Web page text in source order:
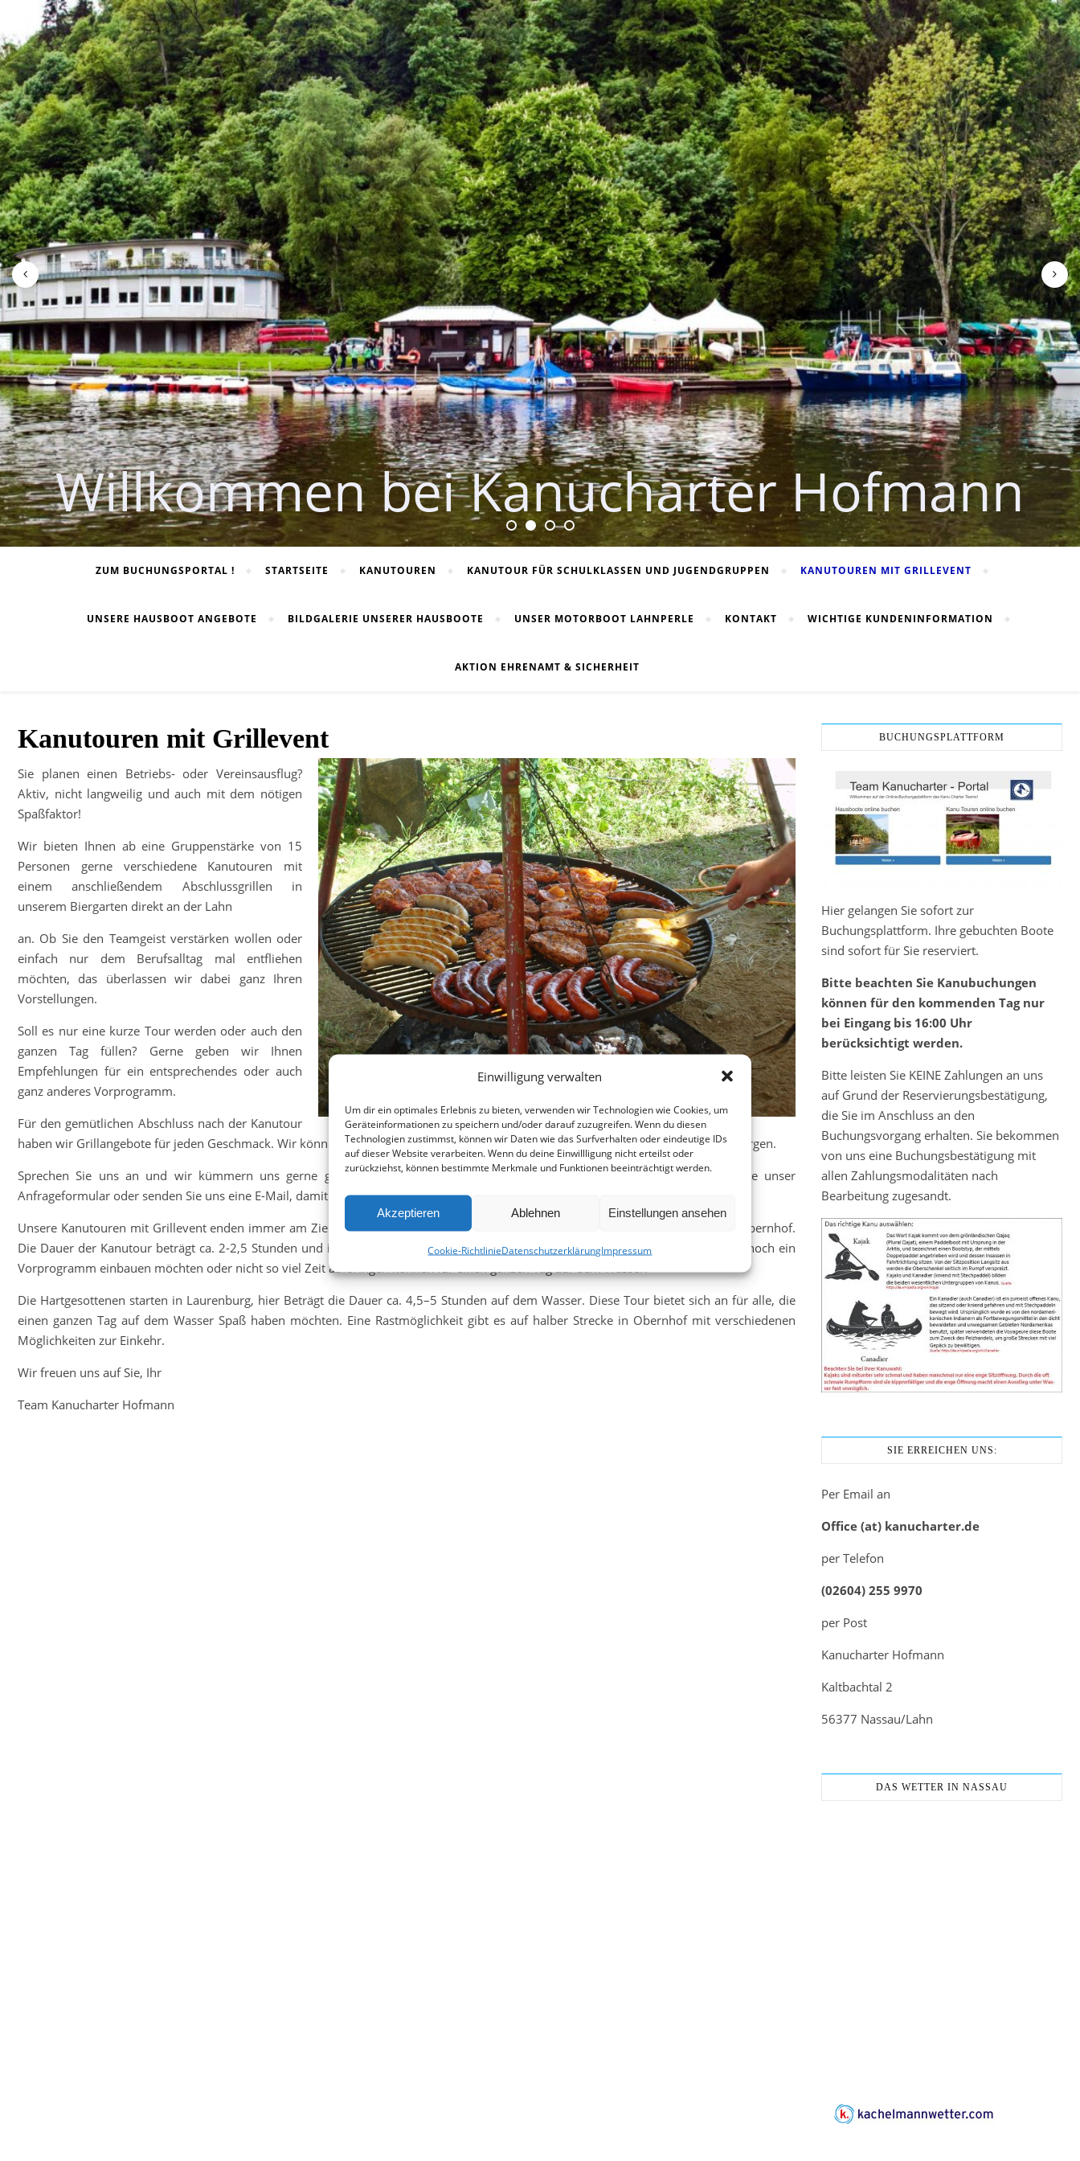
Einwilligung verwalten
Um dir ein optimales Erlebnis zu bieten, verwenden wir Technologien wie Cookies, um
Geräteinformationen zu speichern und/oder darauf zuzugreifen. Wenn du diesen
Technologien zustimmst, können wir Daten wie das Surfverhalten oder eindeutige IDs
auf dieser Website verarbeiten. Wenn du deine Einwillligung nicht erteilst oder
zurückziehst, können bestimmte Merkmale und Funktionen beeinträchtigt werden.
Akzeptieren Ablehnen Einstellungen ansehen
Cookie-RichtlinieDatenschutzerklärungImpressum
Willkommen bei Kanucharter Hofmann
ZUM BUCHUNGSPORTAL ! STARTSEITE KANUTOUREN KANUTOUR FÜR SCHULKLASSEN UND JUGENDGRUPPEN KANUTOUREN MIT GRILLEVENT
UNSERE HAUSBOOT ANGEBOTE BILDGALERIE UNSERER HAUSBOOTE UNSER MOTORBOOT LAHNPERLE KONTAKT WICHTIGE KUNDENINFORMATION
AKTION EHRENAMT & SICHERHEIT
Kanutouren mit Grillevent
Sie planen einen Betriebs- oder Vereinsausflug?
Aktiv, nicht langweilig und auch mit dem nötigen
Spaßfaktor!
Wir bieten Ihnen ab eine Gruppenstärke von 15
Personen gerne verschiedene Kanutouren mit
einem anschließendem Abschlussgrillen in
unserem Biergarten direkt an der Lahn
an. Ob Sie den Teamgeist verstärken wollen oder
einfach nur dem Berufsalltag mal entfliehen
möchten, das überlassen wir dabei ganz Ihren
Vorstellungen.
Soll es nur eine kurze Tour werden oder auch den
ganzen Tag füllen? Gerne geben wir Ihnen
Empfehlungen für ein entsprechendes oder auch
ganz anderes Vorprogramm.
Für den gemütlichen Abschluss nach der Kanutour
haben wir Grillangebote für jeden Geschmack. Wir können mit vielerlei Wünschen umgehen und Sie auch damit entsprechend versorgen.
Sprechen Sie uns an und wir kümmern uns gerne gemeinsam mit Ihnen, einen schönen Tag zu gestalten. Nutzen Sie gerne unser
Anfrageformular oder senden Sie uns eine E-Mail, damit wir uns mit Ihrer Vorstellung auseinandersetzen können.
Unsere Kanutouren mit Grillevent enden immer am Zielpunkt unserer Vermietung in Nassau. Für die kürzere Tour starten Sie in Obernhof.
Die Dauer der Kanutour beträgt ca. 2-2,5 Stunden und ist ideal geeignet für Gruppen, die nicht so viel Sitzfleisch haben und auch noch ein
Vorprogramm einbauen möchten oder nicht so viel Zeit aufbringen können für einen ganzen Tag auf dem Wasser.
Die Hartgesottenen starten in Laurenburg, hier Beträgt die Dauer ca. 4,5–5 Stunden auf dem Wasser. Diese Tour bietet sich an für alle, die
einen ganzen Tag auf dem Wasser Spaß haben möchten. Eine Rastmöglichkeit gibt es auf halber Strecke in Obernhof mit verschiedenen
Möglichkeiten zur Einkehr.
Wir freuen uns auf Sie, Ihr
Team Kanucharter Hofmann
BUCHUNGSPLATTFORM
Hier gelangen Sie sofort zur
Buchungsplattform. Ihre gebuchten Boote
sind sofort für Sie reserviert.
Bitte beachten Sie Kanubuchungen
können für den kommenden Tag nur
bei Eingang bis 16:00 Uhr
berücksichtigt werden.
Bitte leisten Sie KEINE Zahlungen an uns
auf Grund der Reservierungsbestätigung,
die Sie im Anschluss an den
Buchungsvorgang erhalten. Sie bekommen
von uns eine Buchungsbestätigung mit
allen Zahlungsmodalitäten nach
Bearbeitung zugesandt.
SIE ERREICHEN UNS:
Per Email an
Office (at) kanucharter.de
per Telefon
(02604) 255 9970
per Post
Kanucharter Hofmann
Kaltbachtal 2
56377 Nassau/Lahn
DAS WETTER IN NASSAU